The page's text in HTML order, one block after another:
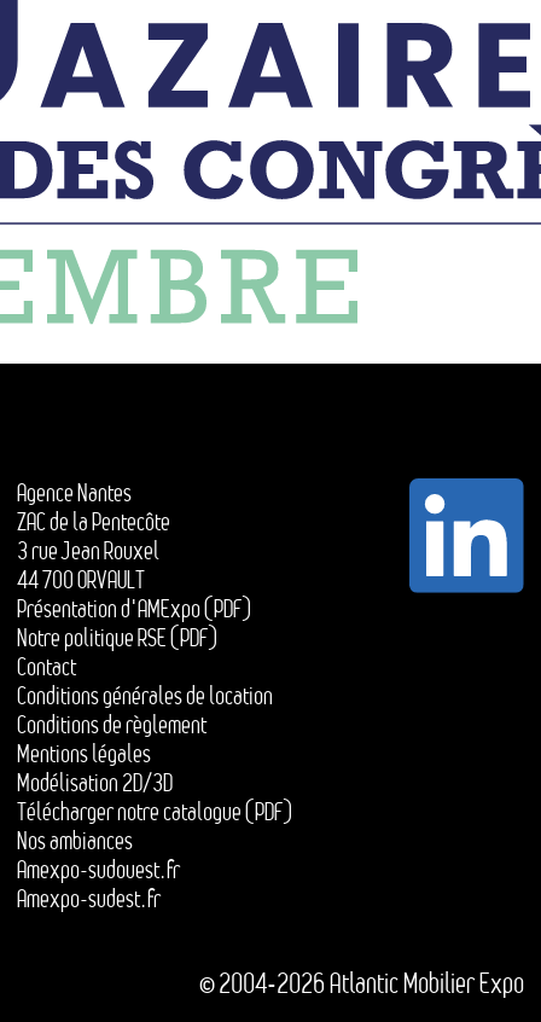
Agence Nantes
ZAC de la Pentecôte
3 rue Jean Rouxel
44 700 ORVAULT
Présentation d'AMExpo (PDF)
Notre politique RSE (PDF)
Contact
Conditions générales de location
Conditions de règlement
Mentions légales
Modélisation 2D/3D
Télécharger notre catalogue (PDF)
Nos ambiances
Amexpo-sudouest.fr
Amexpo-sudest.fr
© 2004-2026 Atlantic Mobilier Expo